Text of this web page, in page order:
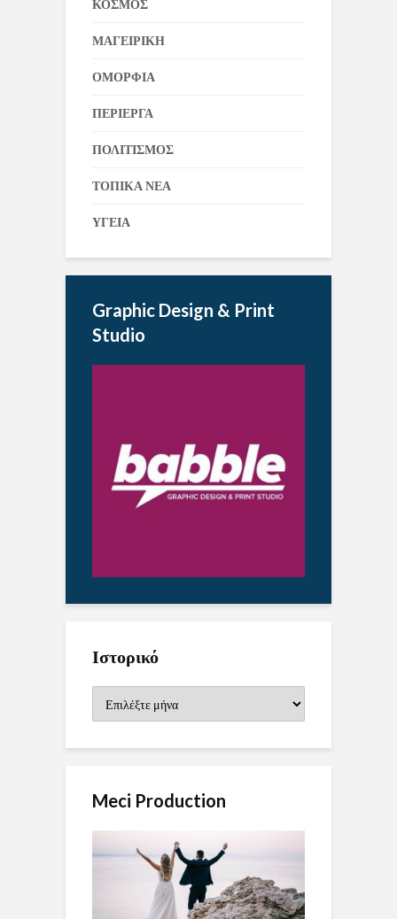
ΚΟΣΜΟΣ
ΜΑΓΕΙΡΙΚΗ
ΟΜΟΡΦΙΑ
ΠΕΡΙΕΡΓΑ
ΠΟΛΙΤΙΣΜΟΣ
ΤΟΠΙΚΑ ΝΕΑ
ΥΓΕΙΑ
Graphic Design & Print
Studio
Ιστορικό
Meci Production